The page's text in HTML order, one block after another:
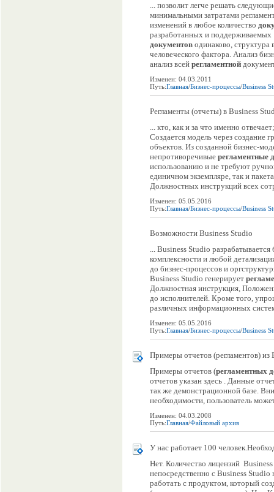
... позволит легче решать
минимальными затратами
изменений в любое количество
разработанных и
документов одинаково, структура
человеческого фактора. Анализ
анализ всей регламентной
Изменен: 04.03.2011
Путь:Главная/Бизнес-процессы/Business
Регламенты (отчеты) в Business
... кто, как и за что именно
Создается модель через создание
объектов. Из созданной бизнес-
непротиворечивые регламентные
использованию и не требуют
единичном экземпляре, так и
Должностных инструкций всех
Изменен: 05.05.2016
Путь:Главная/Бизнес-процессы/Business
Возможности Business Studio
... Business Studio
комплексности и любой
до бизнес-процессов и
Business Studio генерирует
Должностная инструкция,
до исполнителей. Кроме того,
различных информационных
Изменен: 05.05.2016
Путь:Главная/Бизнес-процессы/Business
Примеры отчетов (регламентов) из
Примеры отчетов (регламентных
отчетов указан здесь . Данные
так же демонстрационной базе.
необходимости, пользователь
Изменен: 04.03.2008
Путь:Главная/Файловый архив
У нас работает 100
Нет. Количество лицензий
непосредственно с Business Studio
работать с продуктом, который